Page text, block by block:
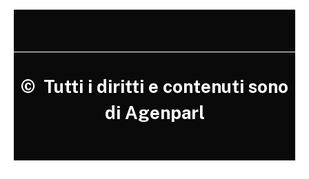
© Tutti i diritti e contenuti sono
di Agenparl